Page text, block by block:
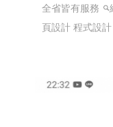
全省皆有服務
頁設計 程式設